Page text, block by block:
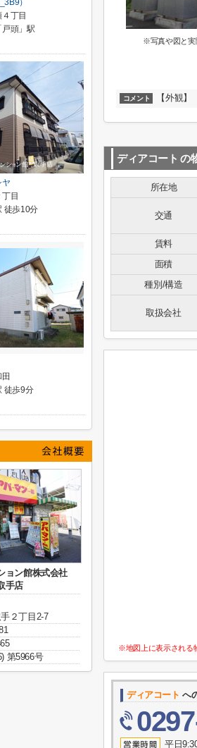
※写真や図と実
コメント 【外観】
ディアコート の
所在地
交通
賃料
面積
種別/構造
取扱会社
※地図上に表示される
ディアコート へ
平日
）
丁目
戸頭」駅
ヤ
目
徒歩10分
徒歩9分
ョン館株式会社
手店
２丁目2-7
第5966号